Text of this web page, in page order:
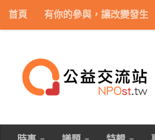
Skip to content
首頁 有你的參與，讓改變發生